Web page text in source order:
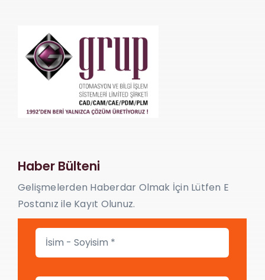
Haber Bülteni
Gelişmelerden Haberdar Olmak İçin Lütfen E
Postanız ile Kayıt Olunuz.